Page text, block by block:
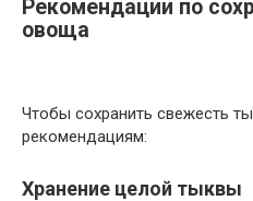
Рекомендации по
овоща
Чтобы сохранить свежесть
рекомендациям:
Хранение целой тыквы